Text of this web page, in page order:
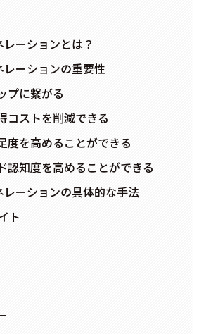
ーションとは？
レーションの重要性
プに繋がる
コストを削減できる
度を高めることができる
認知度を高めることができる
レーションの具体的な手法
ト